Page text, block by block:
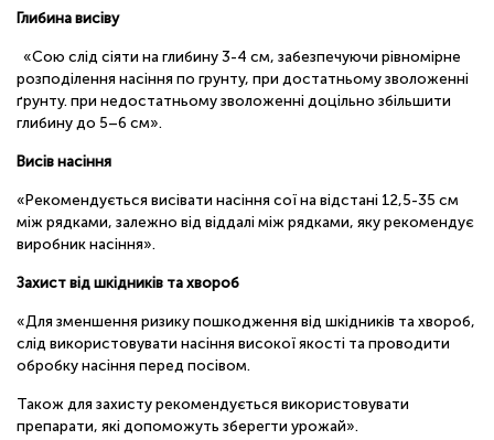
Глибина висіву
«Сою слід сіяти на глибину 3-4 см, забезпечуючи рівномірне
розподілення насіння по грунту, при достатньому зволоженні
ґрунту. при недостатньому зволоженні доцільно збільшити
глибину до 5–6 см».
Висів насіння
«Рекомендується висівати насіння сої на відстані 12,5-35 см
між рядками, залежно від віддалі між рядками, яку рекомендує
виробник насіння».
Захист від шкідників та хвороб
«Для зменшення ризику пошкодження від шкідників та хвороб,
слід використовувати насіння високої якості та проводити
обробку насіння перед посівом.
Також для захисту рекомендується використовувати
препарати, які допоможуть зберегти урожай».